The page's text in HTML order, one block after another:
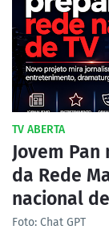
TV ABERTA
Jovem
da Rede
nacional
Foto: Chat GPT